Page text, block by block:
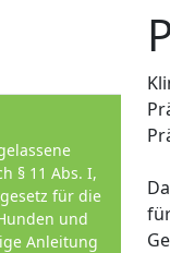
§ 11 Abs. I,
für die
und
Anleitung